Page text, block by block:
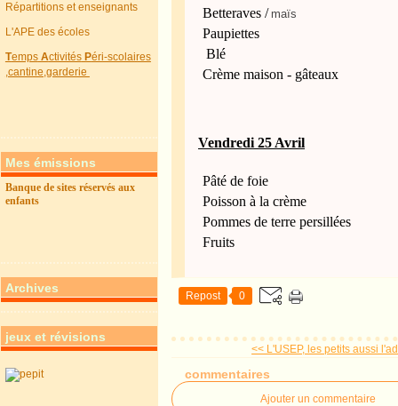
Répartitions et enseignants
L'APE des écoles
TempsActivitésPéri-scolaires
,cantine,garderie
Mes émissions
Banque de sites réservés aux
enfants
Archives
jeux et révisions
Betteraves / maïs
Paupiettes
Blé
Crème maison - gâteaux
Vendredi 25 Avril
Pâté de foie
Poisson à la crème
Pommes de terre persillées
Fruits
Repost 0
<< L'USEP, les petits aussi
commentaires
Ajouter un commentaire